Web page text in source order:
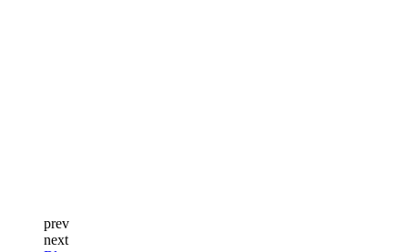
prev
next